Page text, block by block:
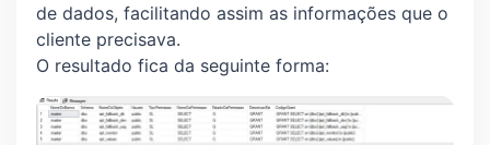
de dados, facilitando assim as informações que o
cliente precisava.
O resultado fica da seguinte forma: